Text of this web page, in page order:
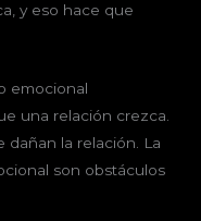
y eso hace que
emocional
una relación crezca.
dañan la relación. La
son obstáculos